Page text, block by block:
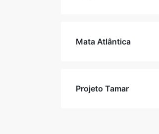
Mata Atlântica
Projeto Tamar